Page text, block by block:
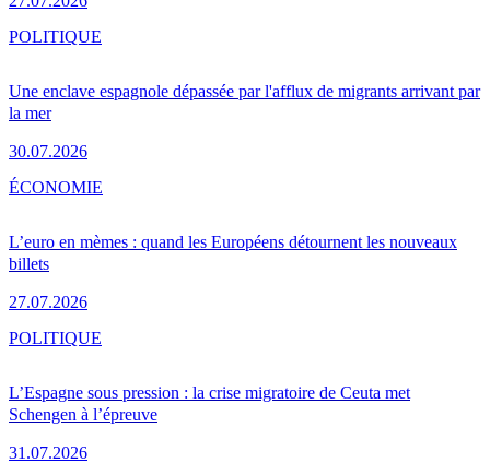
Une enclave espagnole dépassée par l'afflux de migrants arrivant par
la mer
30.07.2026
POLITIQUE
L’euro en mèmes : quand les Européens détournent les nouveaux
billets
27.07.2026
ÉCONOMIE
L’Espagne sous pression : la crise migratoire de Ceuta met
Schengen à l’épreuve
31.07.2026
POLITIQUE